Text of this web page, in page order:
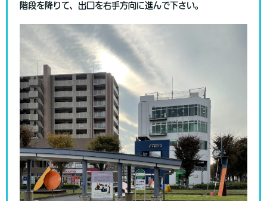
階段を降りて、出口を右手方向に進んで下さい。